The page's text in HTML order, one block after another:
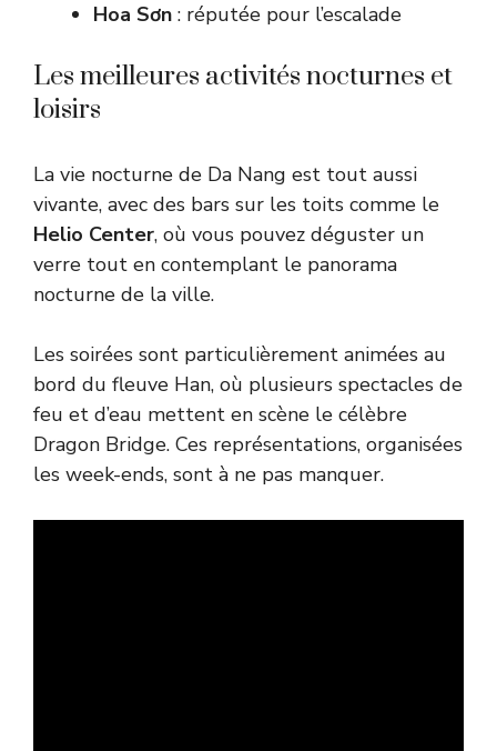
Hoa Sơn : réputée pour l’escalade
Les meilleures activités nocturnes et
loisirs
La vie nocturne de Da Nang est tout aussi
vivante, avec des bars sur les toits comme le
Helio Center, où vous pouvez déguster un
verre tout en contemplant le panorama
nocturne de la ville.
Les soirées sont particulièrement animées au
bord du fleuve Han, où plusieurs spectacles de
feu et d’eau mettent en scène le célèbre
Dragon Bridge. Ces représentations, organisées
les week-ends, sont à ne pas manquer.